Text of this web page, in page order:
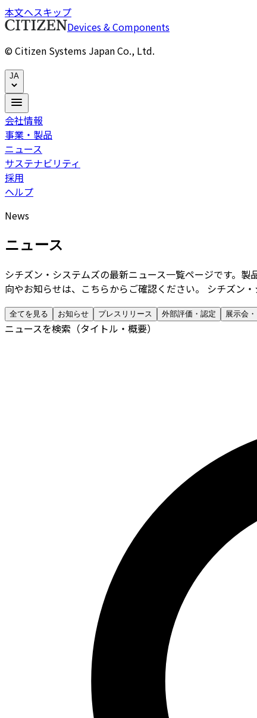
本文へスキップ
Devices & Components
© Citizen Systems Japan Co., Ltd.
JA
会社情報
事業・製品
ニュース
サステナビリティ
採用
ヘルプ
News
ニュース
シチズン・システムズの最新ニュース一覧ページです。
向やお知らせは、こちらからご確認ください。 シチズン・
全てを見る お知らせ プレスリリース 外部評価・認定 展示会
ニュースを検索（タイトル・概要）